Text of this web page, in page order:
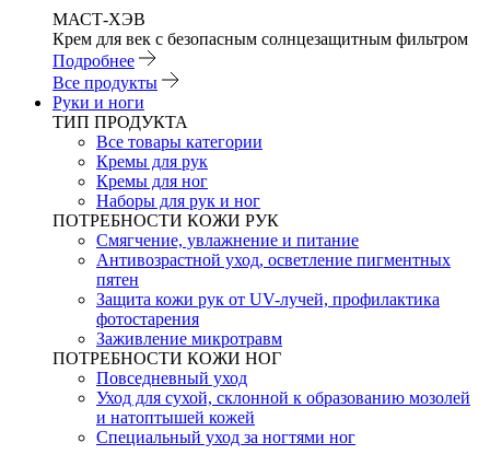
МАСТ-ХЭВ
Крем для век с безопасным солнцезащитным фильтром
Подробнее
Все продукты
Руки и ноги
ТИП ПРОДУКТА
Все товары категории
Кремы для рук
Кремы для ног
Наборы для рук и ног
ПОТРЕБНОСТИ КОЖИ РУК
Смягчение, увлажнение и питание
Антивозрастной уход, осветление пигментных
пятен
Защита кожи рук от UV-лучей, профилактика
фотостарения
Заживление микротравм
ПОТРЕБНОСТИ КОЖИ НОГ
Повседневный уход
Уход для сухой, склонной к образованию мозолей
и натоптышей кожей
Специальный уход за ногтями ног